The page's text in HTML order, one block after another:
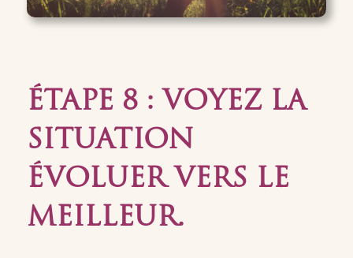
ÉTAPE 8 : VOYEZ LA
SITUATION
ÉVOLUER VERS LE
MEILLEUR.